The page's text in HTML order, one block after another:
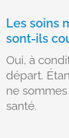
Les soins
sont-ils
Oui, à
départ.
ne
santé.